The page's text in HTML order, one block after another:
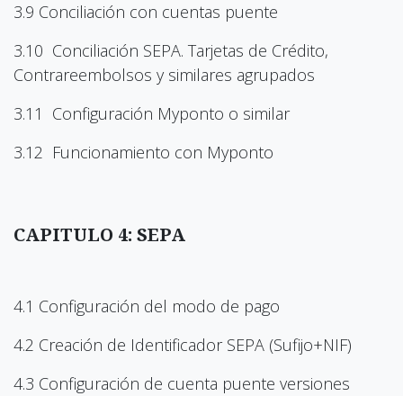
3.9 Conciliación con cuentas puente
3.10 Conciliación SEPA. Tarjetas de Crédito,
Contrareembolsos y similares agrupados
3.11 Configuración Myponto o similar
3.12 Funcionamiento con Myponto
CAPITULO 4: SEPA
4.1 Configuración del modo de pago
4.2 Creación de Identificador SEPA (Sufijo+NIF)
4.3 Configuración de cuenta puente versiones